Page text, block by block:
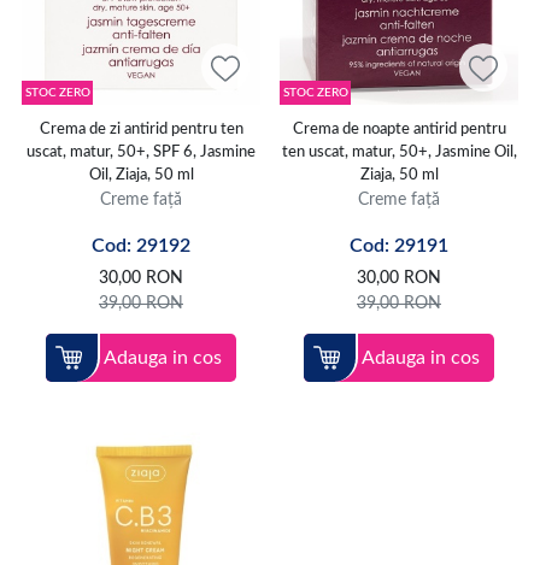
STOC ZERO
Crema de zi antirid pentru ten
uscat, matur, 50+, SPF 6, Jasmine
Oil, Ziaja, 50 ml
Creme față
Cod: 29192
30,00 RON
39,00RON
Adauga in cos
STOC ZERO
Crema de noapte antirid pentru
ten uscat, matur, 50+, Jasmine Oil,
Ziaja, 50 ml
Creme față
Cod: 29191
30,00 RON
39,00RON
Adauga in cos